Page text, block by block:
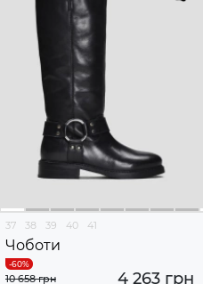
37 38 39 40 41
Чоботи
4 263 грн
10 658 грн